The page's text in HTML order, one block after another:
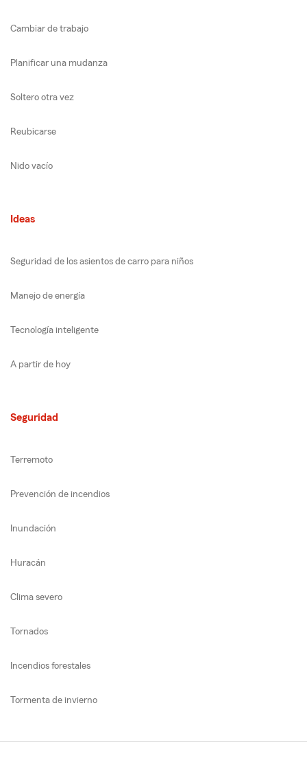
Cambiar de trabajo
Planificar una mudanza
Soltero otra vez
Reubicarse
Nido vacío
Ideas
Seguridad de los asientos de carro para niños
Manejo de energía
Tecnología inteligente
A partir de hoy
Seguridad
Terremoto
Prevención de incendios
Inundación
Huracán
Clima severo
Tornados
Incendios forestales
Tormenta de invierno